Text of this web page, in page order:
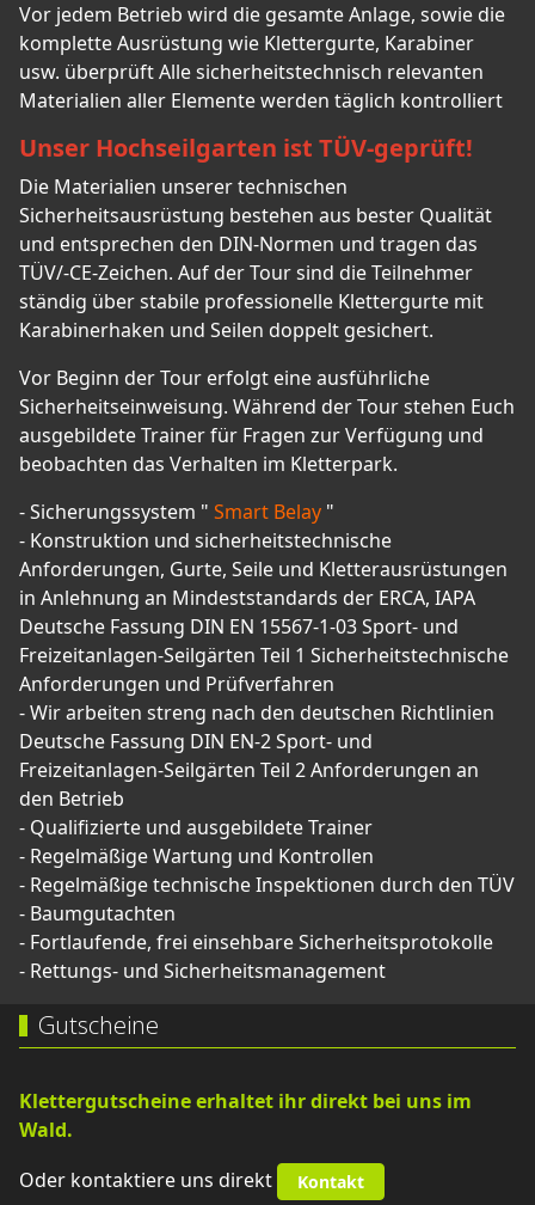
Vor jedem Betrieb wird die gesamte Anlage, sowie die
komplette Ausrüstung wie Klettergurte, Karabiner
usw. überprüft Alle sicherheitstechnisch relevanten
Materialien aller Elemente werden täglich kontrolliert
Unser Hochseilgarten ist TÜV-geprüft!
Die Materialien unserer technischen
Sicherheitsausrüstung bestehen aus bester Qualität
und entsprechen den DIN-Normen und tragen das
TÜV/-CE-Zeichen. Auf der Tour sind die Teilnehmer
ständig über stabile professionelle Klettergurte mit
Karabinerhaken und Seilen doppelt gesichert.
Vor Beginn der Tour erfolgt eine ausführliche
Sicherheitseinweisung. Während der Tour stehen Euch
ausgebildete Trainer für Fragen zur Verfügung und
beobachten das Verhalten im Kletterpark.
- Sicherungssystem "Smart Belay "
- Konstruktion und sicherheitstechnische
Anforderungen, Gurte, Seile und Kletterausrüstungen
in Anlehnung an Mindeststandards der ERCA, IAPA
Deutsche Fassung DIN EN 15567-1-03 Sport- und
Freizeitanlagen-Seilgärten Teil 1 Sicherheitstechnische
Anforderungen und Prüfverfahren
- Wir arbeiten streng nach den deutschen Richtlinien
Deutsche Fassung DIN EN-2 Sport- und
Freizeitanlagen-Seilgärten Teil 2 Anforderungen an
den Betrieb
- Qualifizierte und ausgebildete Trainer
- Regelmäßige Wartung und Kontrollen
- Regelmäßige technische Inspektionen durch den TÜV
- Baumgutachten
- Fortlaufende, frei einsehbare Sicherheitsprotokolle
- Rettungs- und Sicherheitsmanagement
Gutscheine
Klettergutscheine erhaltet ihr direkt bei uns im
Wald.
Oder kontaktiere uns direkt
Kontakt